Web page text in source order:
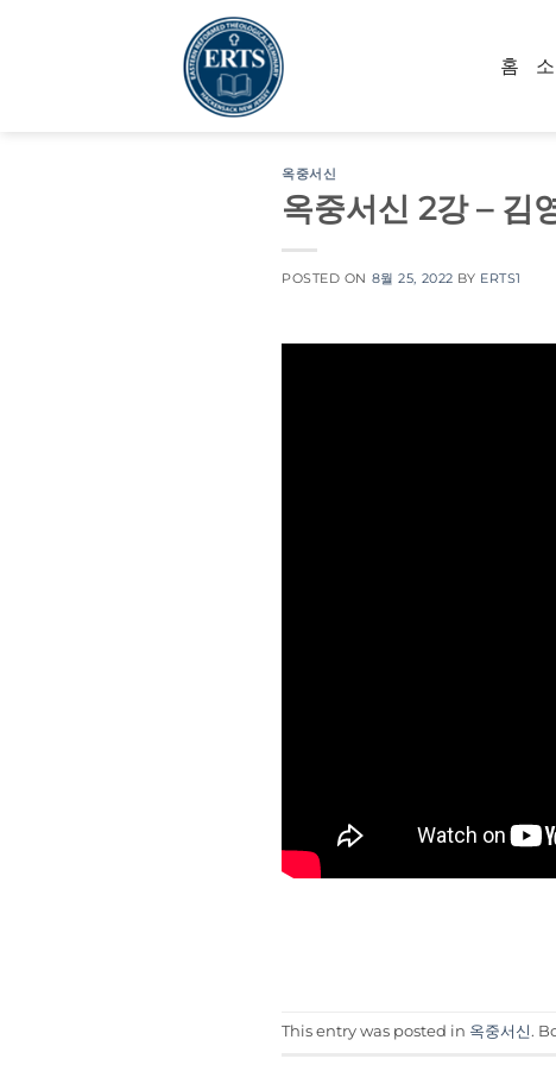
홈
옥중서신
옥중서신 2강 – 김
POSTED ON 8월 25, 2022 BY ERTS1
This entry was posted in 옥중서신.